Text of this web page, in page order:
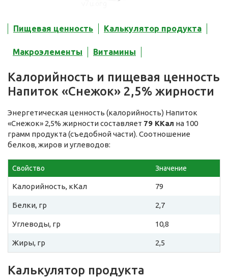
Пищевая ценность Калькулятор продукта
Макроэлементы Витамины
Калорийность и пищевая ценность
Напиток «Снежок» 2,5% жирности
Энергетическая ценность (калорийность) Напиток
«Снежок» 2,5% жирности составляет 79 ККал на 100
грамм продукта (съедобной части). Соотношение
белков, жиров и углеводов:
Свойство Значение
Калорийность, кКал 79
Белки, гр 2,7
Углеводы, гр 10,8
Жиры, гр 2,5
Калькулятор продукта